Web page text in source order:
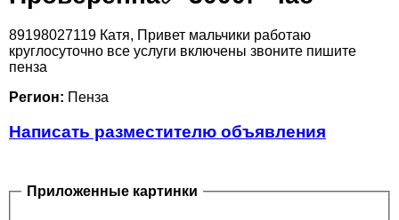
89198027119 Катя, Привет мальчики работаю
круглосуточно все услуги включены звоните пишите
пенза
Регион: Пенза
Написать разместителю объявления
Приложенные картинки